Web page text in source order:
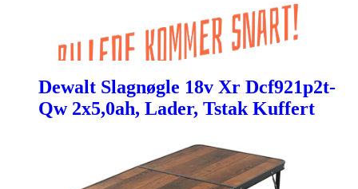
Dewalt Slagnøgle 18v Xr Dcf921p2t-
Qw 2x5,0ah, Lader, Tstak Kuffert